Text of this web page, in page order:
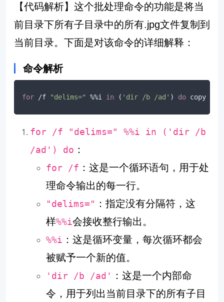
【代码解析】 这个批处理命令的功能是将当
前目录下所有子目录中的所有.jpg文件复制到
当前目录。下面是对该命令的详细解释：
命令解析
for /f "delims=" %%i in ( 'dir /b /ad' ) do copy
for /f "delims=" %%i in ('dir /b
/ad') do ：
for /f ：这是一个循环语句，用于处
理命令输出的每一行。
"delims=" ：指定没有分隔符，这
样%%i会接收整行输出。
%%i ：这是循环变量，每次循环都会
被赋予一个新的值。
'dir /b /ad' ：这是一个内部命
令，用于列出当前目录下的所有子目